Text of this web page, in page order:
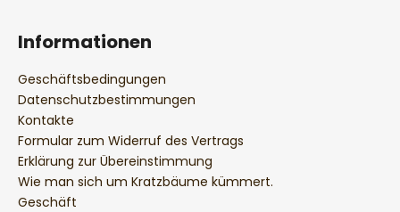
Informationen
Geschäftsbedingungen
Datenschutzbestimmungen
Kontakte
Formular zum Widerruf des Vertrags
Erklärung zur Übereinstimmung
Wie man sich um Kratzbäume kümmert.
Geschäft